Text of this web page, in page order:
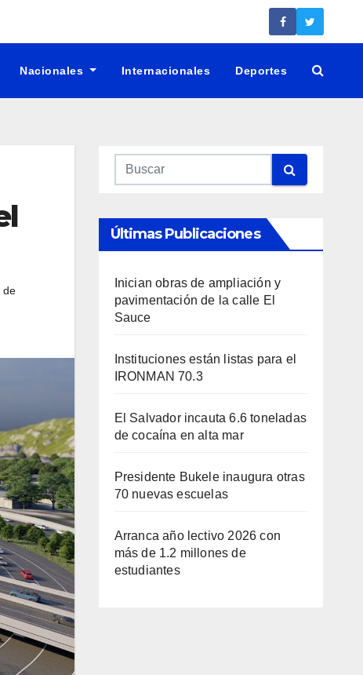
Nacionales Internacionales Deportes
de
Últimas Publicaciones
Inician obras de ampliación y
pavimentación de la calle El
Sauce
Instituciones están listas para el
IRONMAN 70.3
El Salvador incauta 6.6 toneladas
de cocaína en alta mar
Presidente Bukele inaugura otras
70 nuevas escuelas
Arranca año lectivo 2026 con
más de 1.2 millones de
estudiantes